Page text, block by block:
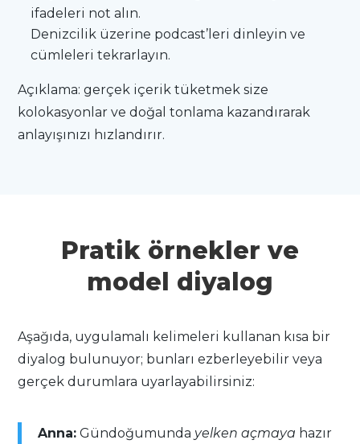
ifadeleri not alın.
Denizcilik üzerine podcast’leri dinleyin ve
cümleleri tekrarlayın.
Açıklama: gerçek içerik tüketmek size
kolokasyonlar ve doğal tonlama kazandırarak
anlayışınızı hızlandırır.
Pratik örnekler ve
model diyalog
Aşağıda, uygulamalı kelimeleri kullanan kısa bir
diyalog bulunuyor; bunları ezberleyebilir veya
gerçek durumlara uyarlayabilirsiniz:
Anna: Gündoğumunda yelken açmaya hazır